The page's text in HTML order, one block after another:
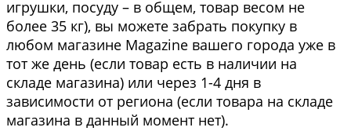
игрушки, посуду – в общем, товар весом не
более 35 кг), вы можете забрать покупку в
любом магазине Magazine вашего города уже в
тот же день (если товар есть в наличии на
складе магазина) или через 1-4 дня в
зависимости от региона (если товара на складе
магазина в данный момент нет).